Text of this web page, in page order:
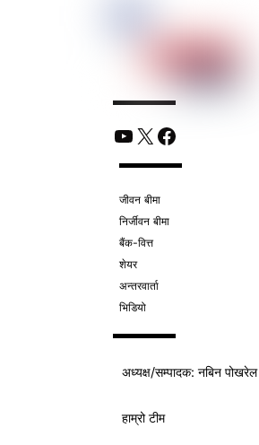
YouTube
X Facebook
जीवन बीमा
निर्जीवन बीमा
बैंक-वित्त
शेयर
अन्तरवार्ता
भिडियो
अध्यक्ष/सम्पादक: नबिन पोखरेल
हाम्रो टीम